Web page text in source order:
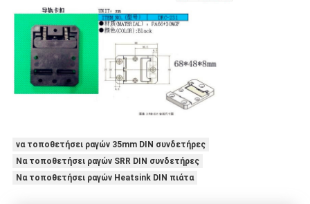
να τοποθετήσει ραγών 35mm DIN συνδετήρες
Να τοποθετήσει ραγών SRR DIN συνδετήρες
Να τοποθετήσει ραγών Heatsink DIN πιάτα